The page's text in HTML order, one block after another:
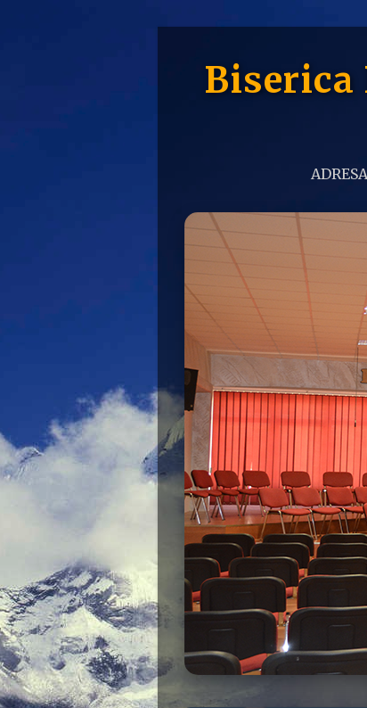
Biserica